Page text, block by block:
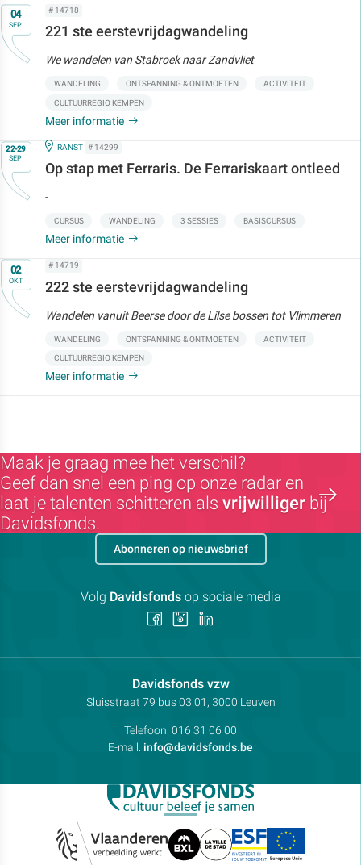
Op04
SEP
# 14718
221 ste eerstevrijdagwandeling
We wandelen van Stabroek naar Zandvliet
WANDELING ONTSPANNING & ONTMOETEN ACTIVITEIT
CULTUURREGIO KEMPEN
Meer informatie
Op22-29
SEP
IN
RANST # 14299
Op stap met Ferraris. De Ferrariskaart ontleed
-
CURSUS WANDELING 3 SESSIES BASISCURSUS
Meer informatie
Op02
OKT
# 14719
222 ste eerstevrijdagwandeling
Wandelen vanuit Beerse door de Lilse bossen tot Vlimmeren
WANDELING ONTSPANNING & ONTMOETEN ACTIVITEIT
CULTUURREGIO KEMPEN
Meer informatie
Maak je graag mee het verschil?
Geef dan snel een ping op onze radar en
laat je talenten schitteren als vrijwilliger bij
Davidsfonds.
Davidsfonds vzwContactpersoon:
Adres:
Sluisstraat 79 bus 03.01, 3000 Leuven
Telefoon: 016 31 06 00
E-mail: info@davidsfonds.be
Abonneren op nieuwsbrief
Volg Davidsfondsop sociale media
Volg Volg